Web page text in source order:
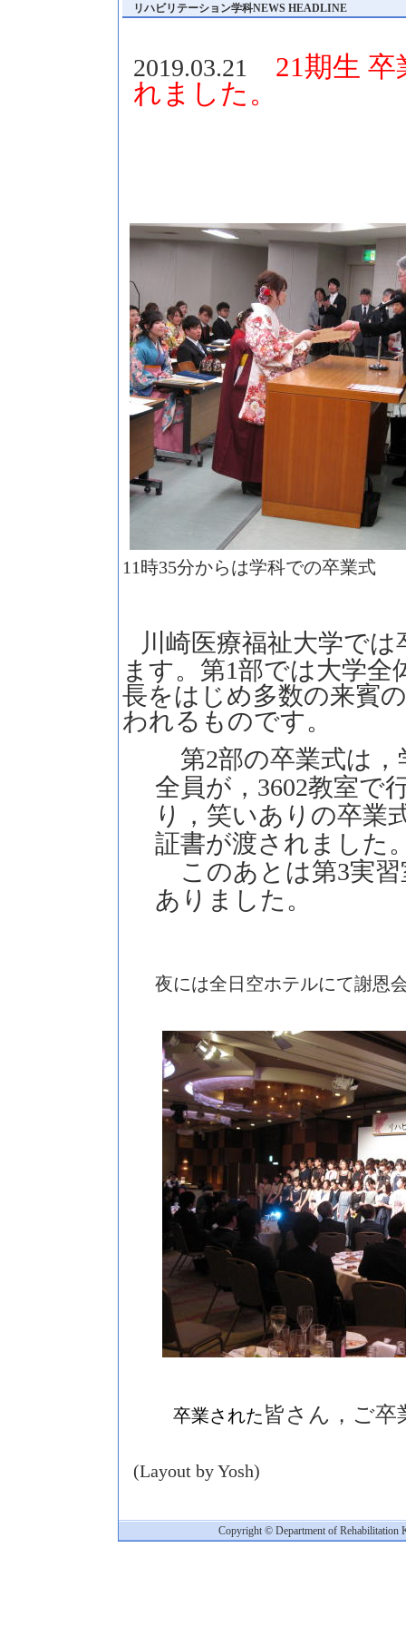
リハビリテーション学科NEWS HEADLINE
2019.03.21
21期生
れました。
11時35分からは学科での卒業式
川崎医療福祉大学で
ます。第1部では大学
長をはじめ多数の来賓
われるものです。
第2部の卒業式は，
全員が，3602教室で
り，笑いありの卒業
証書が渡されました
このあとは第3実習
ありました。
夜には全日空ホテルにて謝恩
卒業された皆さん，ご
(Layout by Yosh)
Copyright © Department of Rehabilitation